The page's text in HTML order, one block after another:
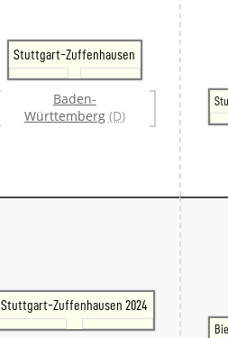
Stuttgart-Zuffenhausen
Baden-
Württemberg (D)
Stuttgart-Zuffenhausen 2024